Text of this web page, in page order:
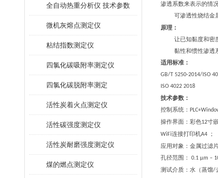
全自动热重分析仪 技术参数
微机灰熔点测定仪
粘结指数测定仪
四氯化碳吸附率测定仪
四氯化碳脱附率测定
活性炭着火点测定仪
活性碳强度测定仪
活性炭耐磨强度测定仪
煤的燃点测定仪
渗透系数来表示的情
可渗透性烧结金
原理：
让已知黏度和密
黏性和惯性渗透
适用标准：
GB/T 5250-2014/ISO
ISO 4022 2018
技术参数：
控制系统： PLC
操作界面： 彩色12寸
WiFi连接打印机A4 ；
应用对象：金属过滤
孔径范围：
0.1 μm –
测试介质：水（蒸馏/